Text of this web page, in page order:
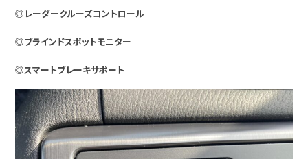
◎レーダークルーズコントロール
◎ブラインドスポットモニター
◎スマートブレーキサポート